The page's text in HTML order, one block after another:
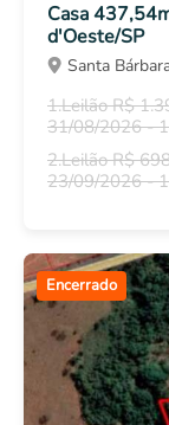
Casa
d'Oeste/SP
Santa
1.Leilão R$
31/08/2026 -
2.Leilão R$
23/09/2026 -
Encerrado